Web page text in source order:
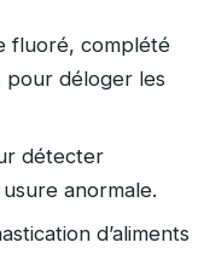
fluoré, complété
pour déloger les
détecter
anormale.
d’aliments